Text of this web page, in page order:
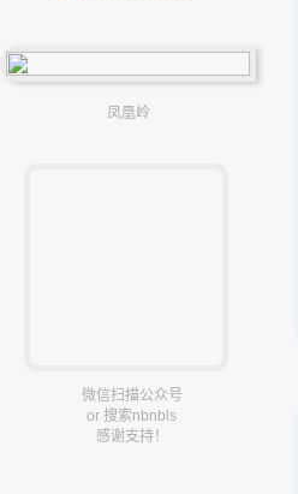
凤凰岭
微信扫描公众号
or 搜索nbnbls
感谢支持！